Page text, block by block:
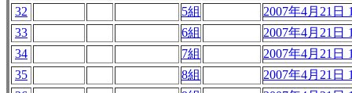
32
5組
2007年4月21日
33
6組
2007年4月21日
34
7組
2007年4月21日
35
8組
2007年4月21日